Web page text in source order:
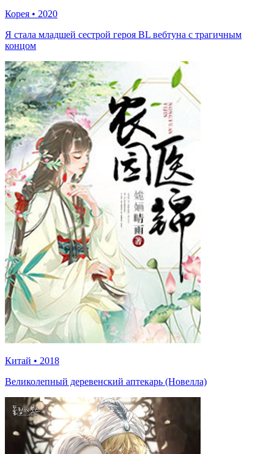
Корея • 2020
Я стала младшей сестрой героя BL вебтуна с трагичным
концом
Китай • 2018
Великолепный деревенский аптекарь (Новелла)